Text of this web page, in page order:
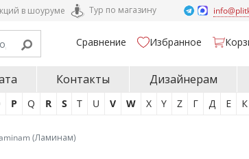
в шоуруме Тур по магазину
Сравнение Избранное
Контакты Дизайнерам
P Q R S T U V W X Y Z Г Д Е К
(Ламинам)